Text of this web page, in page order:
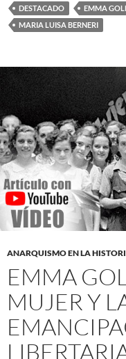
DESTACADO EMMA
MARIA LUISA BERNERI
ANARQUISMO EN LA
EMMA
MUJER Y